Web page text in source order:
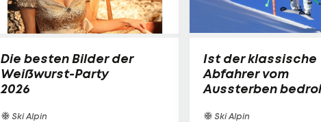
Die besten Bilder der
Weißwurst-Party
2026
Ski Alpin
Ist der klassische
Abfahrer vom
Aussterben
Ski Alpin